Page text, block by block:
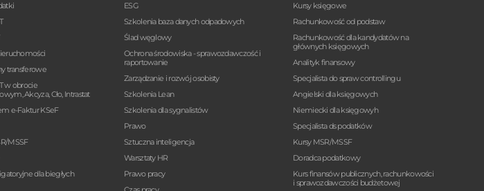
transferowe
w obrocie
Akcyza, Cło, Intrastat
e-Faktur KSeF
MSSF
dla biegłych
ESG
Szkolenia baza danych odpadowych
Ślad węglowy
Ochrona środowiska - sprawozdawczość i
raportowanie
Zarządzanie i rozwój osobisty
Szkolenia Lean
Szkolenia dla sygnalistów
Prawo
Sztuczna inteligencja
Warsztaty HR
Prawo pracy
Kursy księgowe
Rachunkowość od podstaw
Rachunkowość dla kandydatów na
głównych księgowych
Analityk finansowy
Specjalista do spraw controllingu
Angielski dla księgowych
Niemiecki dla księgowyh
Specjalista ds podatków
Kursy MSR/MSSF
Doradca podatkowy
Kurs finansów publicznych, rachunkowości
i sprawozdawczości budżetowej